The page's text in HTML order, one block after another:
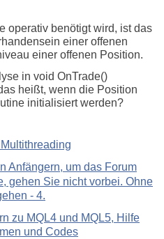
operativ benötigt wird, ist das
einer offenen
einer offenen Position.
in void OnTrade()
heißt, wenn die Position
initialisiert werden?
Anfängern, um das Forum
gehen Sie nicht vorbei. Ohne
- 4.
zu MQL4 und MQL5, Hilfe
und Codes